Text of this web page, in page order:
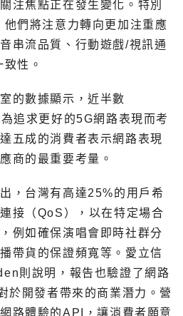
注焦點正在發生變化。特別
們將注意力轉向更加注重應
串流品質、行動遊戲/視訊通
性。
的數據顯示，近半數
追求更好的5G網路表現而考
五成的消費者表示網路表現
商的最重要考量。
，台灣有高達25%的用戶希
接（QoS），以在特定場合
例如確保演唱會即時社群分
帶貨的保證頻寬等。愛立信
則說明，報告也驗證了網路
於開發者帶來的商業潛力。營
路體驗的API，讓消費者願意